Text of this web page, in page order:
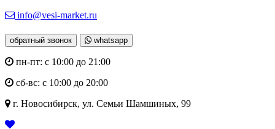
info@vesi-market.ru
обратный звонок whatsapp
пн-пт: с 10:00 до 21:00
сб-вс: с 10:00 до 20:00
г. Новосибирск, ул. Семьи Шамшиных, 99